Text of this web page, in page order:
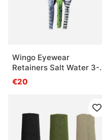
Wingo Eyewear
Retainers Salt Water 3-
pack
€20